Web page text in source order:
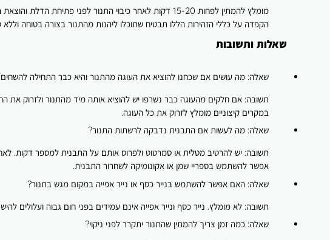
מומלץ להמתין לפחות 15-20 דקות לאחר כיבוי התנור לפני
הקפדה על כללי הזהירות הללו תבטיח שתוכלו ליהנות מהתנור בצורה בטוחה
שאלות ותשובות
שאלה: מה עושים אם שכחנו להוציא את העוגה מהתנור והיא כבר התחילה
תשובה: אם חלקים מהעוגה כבר נשרפו יש להוציא אותה מיד מהתנור ולזרוק את
במקרים קיצוניים מומלץ לזרוק את כל העוגה.
שאלה: מה לעשות אם התבנית נדבקה לרשתות התנור?
תשובה: יש להרטיב מטלית או סמרטוט ולפרוס אותם על התבנית למספר דקות.
אפשר להשתמש בספריי שמן או אקונומיקה לשחרור התבנית.
שאלה: האם אפשר להשתמש בנייר כסף או נייר אפייה במקום מגש בתנור?
תשובה: לא מומלץ. נייר כסף ונייר אפייה אינם עמידים בפני חום גבוה ועלולים
שאלה: כמה זמן צריך להמתין שהתנור יתקרר לפני ניקוי?